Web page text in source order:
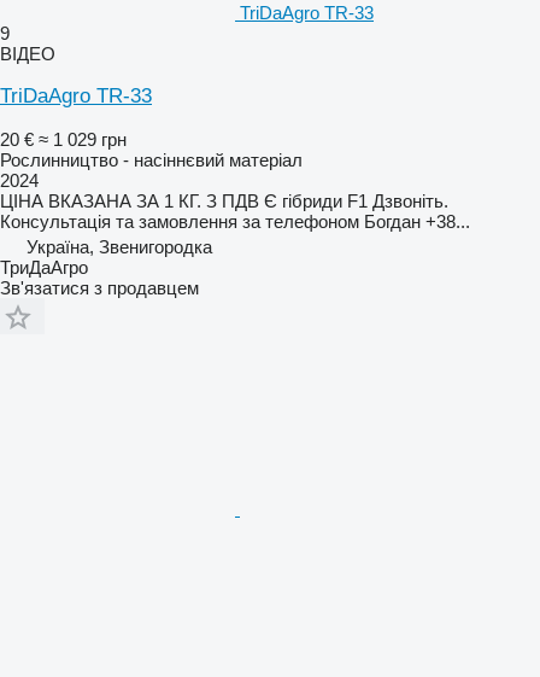
TriDaAgro TR-33
9
ВІДЕО
TriDaAgro TR-33
20 € ≈ 1 029 грн
Рослинництво - насіннєвий матеріал
2024
ЦІНА ВКАЗАНА ЗА 1 КГ. З ПДВ Є гібриди F1 Дзвоніть.
Консультація та замовлення за телефоном Богдан +38...
Україна, Звенигородка
ТриДаАгро
Зв'язатися з продавцем